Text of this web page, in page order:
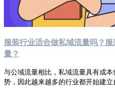
服装行业适合做私域流量吗？
量？
与公域流量相比，私域流量具有成
势，因此越来越多的行业都开始建